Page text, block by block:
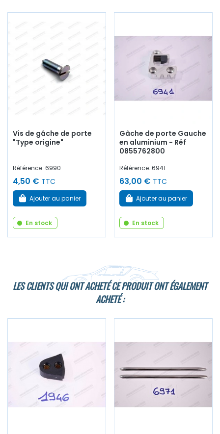
Vis de gâche de porte
"Type origine"
Référence: 6990
4,50 € TTC
Ajouter au panier
En stock
Gâche de porte Gauche
en aluminium - Réf
0855762800
Référence: 6941
63,00 € TTC
Ajouter au panier
En stock
LES CLIENTS QUI ONT ACHETÉ CE PRODUIT ONT ÉGALEMENT
ACHETÉ :